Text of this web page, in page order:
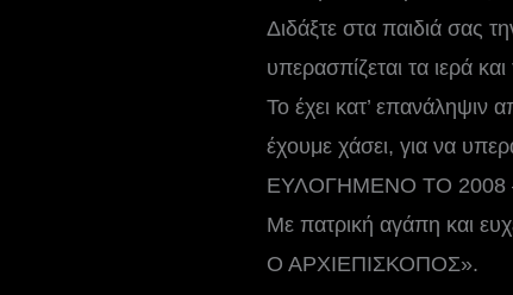
Διδάξτε στα παιδιά σας
υπερασπίζεται τα ιερά
Το έχει κατ’ επανάληψιν
έχουμε χάσει, για να
ΕΥΛΟΓΗΜΕΝΟ ΤΟ 2008
Με πατρική αγάπη και
Ο ΑΡΧΙΕΠΙΣΚΟΠΟΣ».